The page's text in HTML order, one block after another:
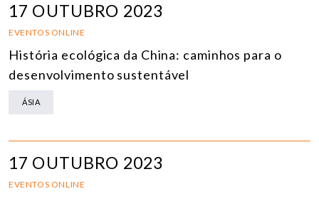
17 OUTUBRO 2023
EVENTOS ONLINE
História ecológica da China: caminhos para o
desenvolvimento sustentável
ÁSIA
17 OUTUBRO 2023
EVENTOS ONLINE